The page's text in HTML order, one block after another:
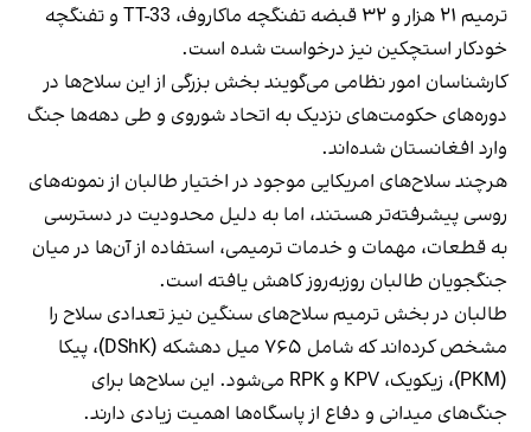
ترمیم ۲۱ هزار و ۳۲ قبضه تفنگچه ماکاروف، TT-33 و تفنگچه
خودکار استچکین نیز درخواست شده است.
کارشناسان امور نظامی می‌گویند بخش بزرگی از این سلاح‌ها در
دوره‌های حکومت‌های نزدیک به اتحاد شوروی و طی دهه‌ها جنگ
وارد افغانستان شده‌اند.
هرچند سلاح‌های امریکایی موجود در اختیار طالبان از نمونه‌های
روسی پیشرفته‌تر هستند، اما به دلیل محدودیت در دسترسی
به قطعات، مهمات و خدمات ترمیمی، استفاده از آن‌ها در میان
جنگجویان طالبان روزبه‌روز کاهش یافته است.
طالبان در بخش ترمیم سلاح‌های سنگین نیز تعدادی سلاح را
مشخص کرده‌اند که شامل ۷۶۵ میل دهشکه (DShK)، پیکا
(PKM)، زیکویک، KPV و RPK می‌شود. این سلاح‌ها برای
جنگ‌های میدانی و دفاع از پاسگاه‌ها اهمیت زیادی دارند.